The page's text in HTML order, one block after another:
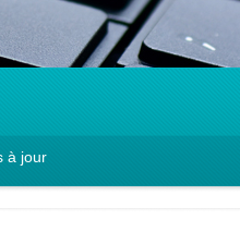
à jour